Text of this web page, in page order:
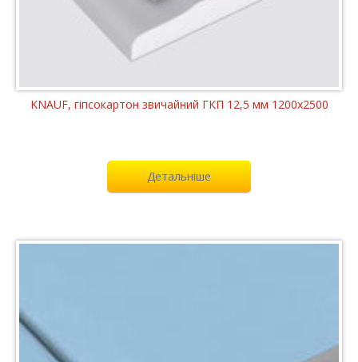
KNAUF, гіпсокартон звичайний ГКП 12,5 мм 1200x2500
Детальніше